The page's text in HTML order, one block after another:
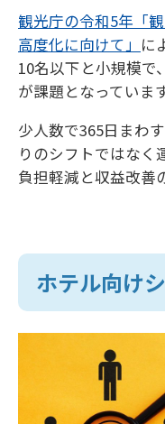
観光庁の令和5年「
高度化に向けて」 に
10名以下と小規模で
が課題となっています
少人数で365日まわ
りのシフトではなく
負担軽減と収益改善
ホテル向け